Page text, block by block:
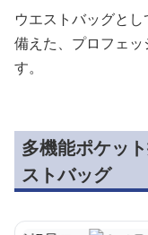
ウエストバッグと
備えた、プロフェ
す。
多機能ポケッ
ストバッグ